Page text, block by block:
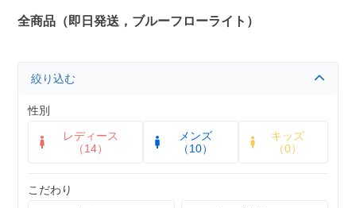
全商品（即日発送，ブルーフローライト）
絞り込む
性別
レディース
（14）
メンズ
（10）
キッズ
（0）
こだわり